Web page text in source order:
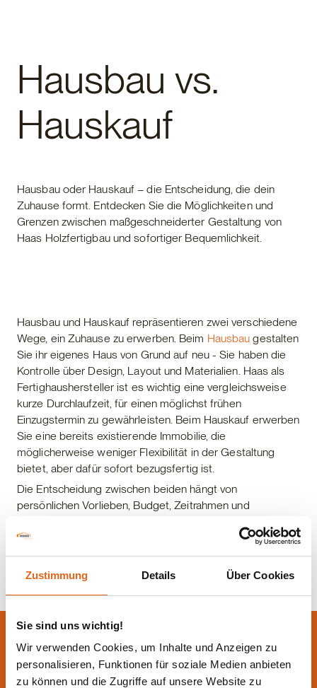
Zustimmung Details Über Cookies
Sie sind uns wichtig!
Wir verwenden Cookies, um Inhalte und Anzeigen zu
personalisieren, Funktionen für soziale Medien anbieten
zu können und die Zugriffe auf unsere Website zu
Hausbau vs.
Hauskauf
Hausbau oder Hauskauf – die Entscheidung, die dein
Zuhause formt. Entdecken Sie die Möglichkeiten und
Grenzen zwischen maßgeschneiderter Gestaltung von
Haas Holzfertigbau und sofortiger Bequemlichkeit.
Hausbau und Hauskauf repräsentieren zwei verschiedene
Wege, ein Zuhause zu erwerben. Beim Hausbau gestalten
Sie ihr eigenes Haus von Grund auf neu - Sie haben die
Kontrolle über Design, Layout und Materialien. Haas als
Fertighaushersteller ist es wichtig eine vergleichsweise
kurze Durchlaufzeit, für einen möglichst frühen
Einzugstermin zu gewährleisten. Beim Hauskauf erwerben
Sie eine bereits existierende Immobilie, die
möglicherweise weniger Flexibilität in der Gestaltung
bietet, aber dafür sofort bezugsfertig ist.
Die Entscheidung zwischen beiden hängt von
persönlichen Vorlieben, Budget, Zeitrahmen und
Lassen Sie sich jetzt
beraten.